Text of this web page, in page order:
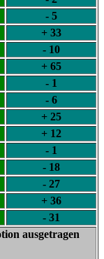
- 5
+ 33
- 10
+ 65
- 1
- 6
+ 25
+ 12
- 1
- 18
- 27
+ 36
- 31
ausgetragen